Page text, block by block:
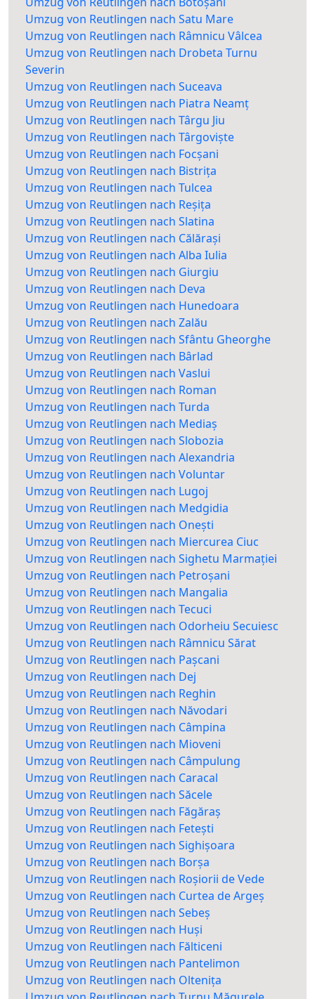
Umzug von Reutlingen nach Satu Mare
Umzug von Reutlingen nach Râmnicu Vâlcea
Umzug von Reutlingen nach Drobeta Turnu
Severin
Umzug von Reutlingen nach Suceava
Umzug von Reutlingen nach Piatra Neamț
Umzug von Reutlingen nach Târgu Jiu
Umzug von Reutlingen nach Târgoviște
Umzug von Reutlingen nach Focșani
Umzug von Reutlingen nach Bistrița
Umzug von Reutlingen nach Tulcea
Umzug von Reutlingen nach Reșița
Umzug von Reutlingen nach Slatina
Umzug von Reutlingen nach Călărași
Umzug von Reutlingen nach Alba Iulia
Umzug von Reutlingen nach Giurgiu
Umzug von Reutlingen nach Deva
Umzug von Reutlingen nach Hunedoara
Umzug von Reutlingen nach Zalău
Umzug von Reutlingen nach Sfântu Gheorghe
Umzug von Reutlingen nach Bârlad
Umzug von Reutlingen nach Vaslui
Umzug von Reutlingen nach Roman
Umzug von Reutlingen nach Turda
Umzug von Reutlingen nach Mediaș
Umzug von Reutlingen nach Slobozia
Umzug von Reutlingen nach Alexandria
Umzug von Reutlingen nach Voluntar
Umzug von Reutlingen nach Lugoj
Umzug von Reutlingen nach Medgidia
Umzug von Reutlingen nach Onești
Umzug von Reutlingen nach Miercurea Ciuc
Umzug von Reutlingen nach Sighetu Marmației
Umzug von Reutlingen nach Petroșani
Umzug von Reutlingen nach Mangalia
Umzug von Reutlingen nach Tecuci
Umzug von Reutlingen nach Odorheiu Secuiesc
Umzug von Reutlingen nach Râmnicu Sărat
Umzug von Reutlingen nach Pașcani
Umzug von Reutlingen nach Dej
Umzug von Reutlingen nach Reghin
Umzug von Reutlingen nach Năvodari
Umzug von Reutlingen nach Câmpina
Umzug von Reutlingen nach Mioveni
Umzug von Reutlingen nach Câmpulung
Umzug von Reutlingen nach Caracal
Umzug von Reutlingen nach Săcele
Umzug von Reutlingen nach Făgăraș
Umzug von Reutlingen nach Fetești
Umzug von Reutlingen nach Sighișoara
Umzug von Reutlingen nach Borșa
Umzug von Reutlingen nach Roșiorii de Vede
Umzug von Reutlingen nach Curtea de Argeș
Umzug von Reutlingen nach Sebeș
Umzug von Reutlingen nach Huși
Umzug von Reutlingen nach Fălticeni
Umzug von Reutlingen nach Pantelimon
Umzug von Reutlingen nach Oltenița